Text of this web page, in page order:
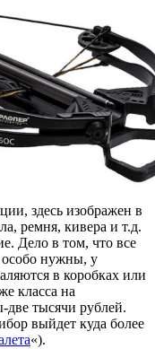
здесь изображен в
ремня, кивера и т.д.
Дело в том, что все
нужны, у
в коробках или
класса на
две тысячи рублей.
выйдет куда более
«).